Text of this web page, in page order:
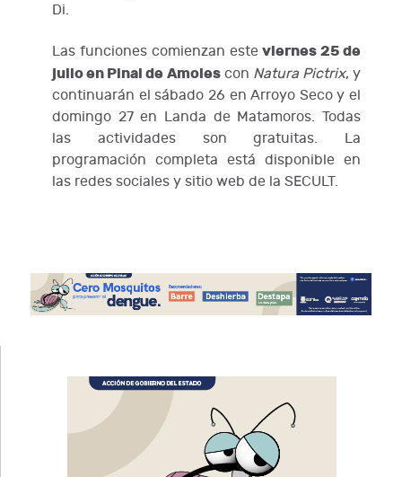
Di.
Las funciones comienzan esteviernes 25 de
julio en Pinal de Amolescon Natura Pictrix, y
continuarán el sábado 26 en Arroyo Seco y el
domingo 27 en Landa de Matamoros. Todas
las actividades son gratuitas. La
programación completa está disponible en
las redes sociales y sitio web de la SECULT.